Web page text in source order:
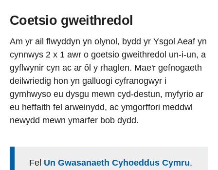
Coetsio gweithredol
Am yr ail flwyddyn yn olynol, bydd yr Ysgol Aeaf yn
cynnwys 2 x 1 awr o goetsio gweithredol un-i-un, a
gyflwynir cyn ac ar ôl y rhaglen. Mae'r gefnogaeth
deilwriedig hon yn galluogi cyfranogwyr i
gymhwyso eu dysgu mewn cyd-destun, myfyrio ar
eu heffaith fel arweinydd, ac ymgorffori meddwl
newydd mewn ymarfer bob dydd.
Fel Un Gwasanaeth Cyhoeddus Cymru,